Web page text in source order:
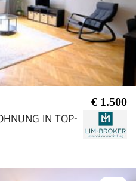
€ 1.500
IN TOP-